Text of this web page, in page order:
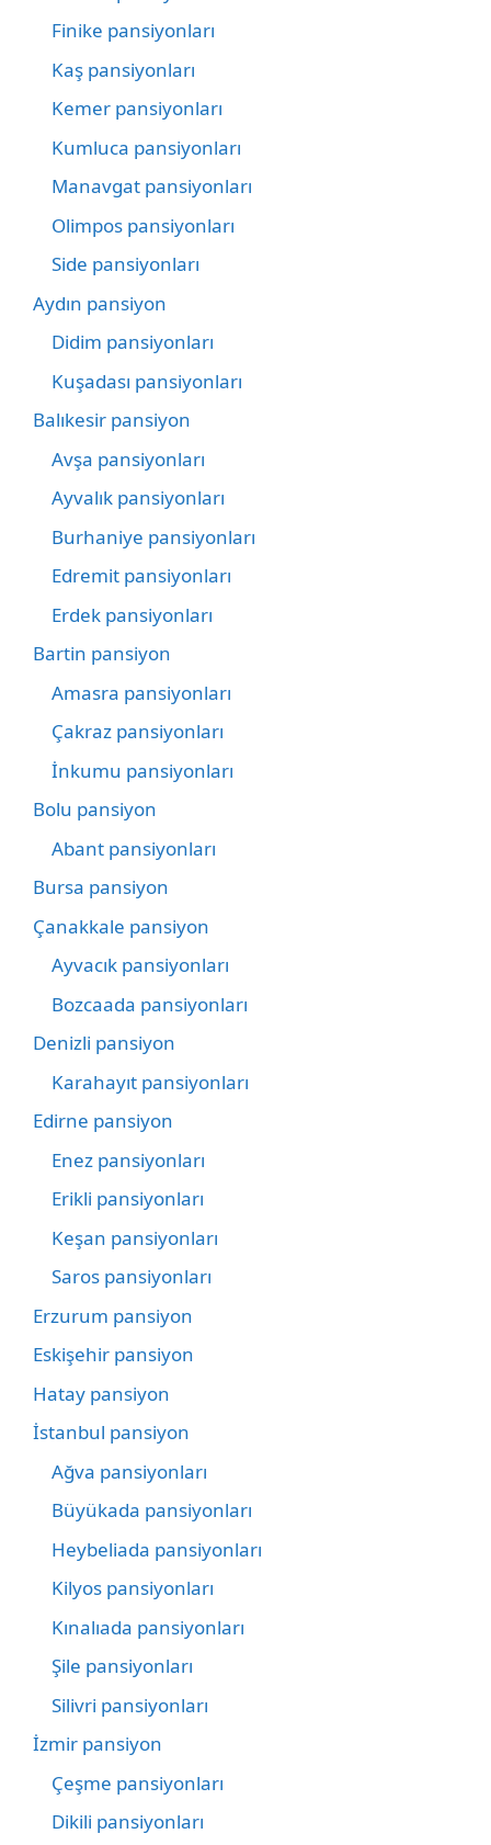
Finike pansiyonları
Kaş pansiyonları
Kemer pansiyonları
Kumluca pansiyonları
Manavgat pansiyonları
Olimpos pansiyonları
Side pansiyonları
Aydın pansiyon
Didim pansiyonları
Kuşadası pansiyonları
Balıkesir pansiyon
Avşa pansiyonları
Ayvalık pansiyonları
Burhaniye pansiyonları
Edremit pansiyonları
Erdek pansiyonları
Bartin pansiyon
Amasra pansiyonları
Çakraz pansiyonları
İnkumu pansiyonları
Bolu pansiyon
Abant pansiyonları
Bursa pansiyon
Çanakkale pansiyon
Ayvacık pansiyonları
Bozcaada pansiyonları
Denizli pansiyon
Karahayıt pansiyonları
Edirne pansiyon
Enez pansiyonları
Erikli pansiyonları
Keşan pansiyonları
Saros pansiyonları
Erzurum pansiyon
Eskişehir pansiyon
Hatay pansiyon
İstanbul pansiyon
Ağva pansiyonları
Büyükada pansiyonları
Heybeliada pansiyonları
Kilyos pansiyonları
Kınalıada pansiyonları
Şile pansiyonları
Silivri pansiyonları
İzmir pansiyon
Çeşme pansiyonları
Dikili pansiyonları